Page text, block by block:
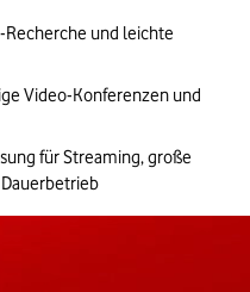
Recherche und leichte
Video-Konferenzen und
für Streaming, große